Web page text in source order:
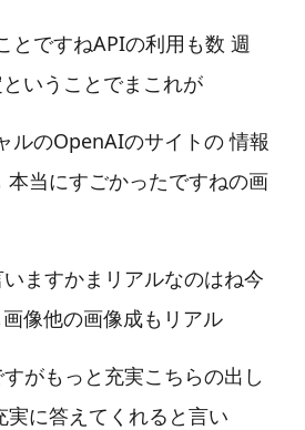
とですねAPIの利用も数 週
いうことでまこれが
ルのOpenAIのサイトの 情報
本当にすごかったですねの画
ますかまリアルなのはね今
像他の画像成もリアル
がもっと充実こちらの出し
実に答えてくれると言い